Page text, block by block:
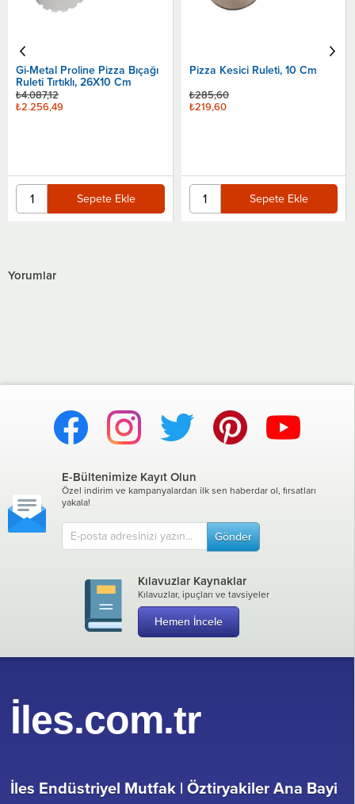
Pizza Kesici Ruleti, 10 Cm
₺219,60
₺285,60
Sepete Ekle
Groovy Pizza Kesici, 10 Cm
₺256,80
Sepete Ekle
Yorumlar
E-Bültenimize Kayıt Olun
Özel indirim ve kampanyalardan ilk sen haberdar ol, fırsatları
yakala!
Gönder
Kılavuzlar Kaynaklar
Kılavuzlar, ipuçları ve tavsiyeler
Hemen İncele
İles.com.tr
İles Endüstriyel Mutfak |Öztiryakiler Ana Bayi